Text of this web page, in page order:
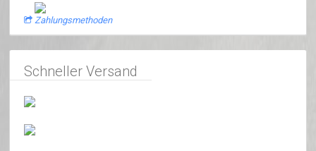
Zahlungsmethoden
Schneller Versand